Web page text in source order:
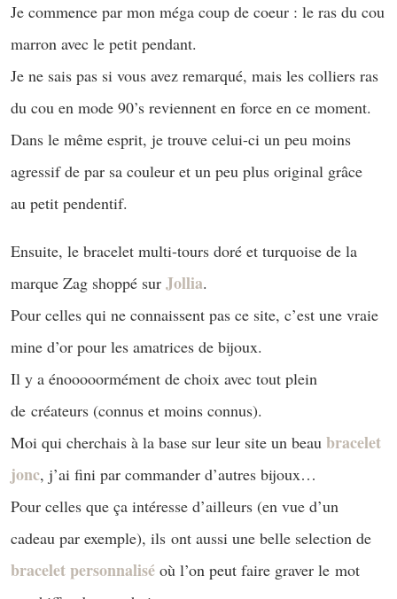
Je commence par mon méga coup de coeur : le ras du cou
marron avec le petit pendant.
Je ne sais pas si vous avez remarqué, mais les colliers ras
du cou en mode 90’s reviennent en force en ce moment.
Dans le même esprit, je trouve celui-ci un peu moins
agressif de par sa couleur et un peu plus original grâce
au petit pendentif.
Ensuite, le bracelet multi-tours doré et turquoise de la
marque Zag shoppé sur Jollia.
Pour celles qui ne connaissent pas ce site, c’est une vraie
mine d’or pour les amatrices de bijoux.
Il y a énooooormément de choix avec tout plein
de créateurs (connus et moins connus).
Moi qui cherchais à la base sur leur site un beau bracelet
jonc, j’ai fini par commander d’autres bijoux…
Pour celles que ça intéresse d’ailleurs (en vue d’un
cadeau par exemple), ils ont aussi une belle selection de
bracelet personnalisé où l’on peut faire graver le mot